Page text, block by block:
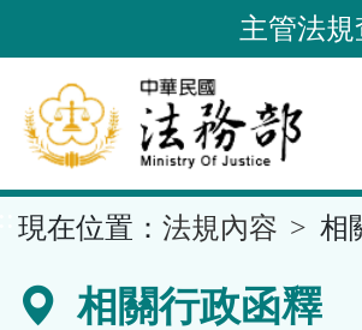
到
要
內
容
區
主管法
現在位置： 法規內容 相
相關行政函釋